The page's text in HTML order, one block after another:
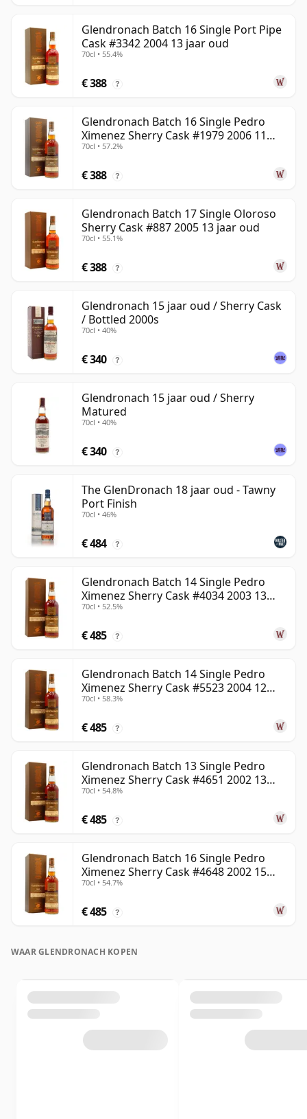
Glendronach Batch 16 Single Port Pipe
Cask #3342 2004 13 jaar oud
70cl • 55.4%
€ 388 ?
Glendronach Batch 16 Single Pedro
Ximenez Sherry Cask #1979 2006 11
jaar oud
70cl • 57.2%
€ 388 ?
Glendronach Batch 17 Single Oloroso
Sherry Cask #887 2005 13 jaar oud
70cl • 55.1%
€ 388 ?
Glendronach 15 jaar oud / Sherry Cask
/ Bottled 2000s
70cl • 40%
€ 340 ?
Glendronach 15 jaar oud / Sherry
Matured
70cl • 40%
€ 340 ?
The GlenDronach 18 jaar oud - Tawny
Port Finish
70cl • 46%
€ 484 ?
Glendronach Batch 14 Single Pedro
Ximenez Sherry Cask #4034 2003 13
jaar oud
70cl • 52.5%
€ 485 ?
Glendronach Batch 14 Single Pedro
Ximenez Sherry Cask #5523 2004 12
jaar oud
70cl • 58.3%
€ 485 ?
Glendronach Batch 13 Single Pedro
Ximenez Sherry Cask #4651 2002 13
jaar oud
70cl • 54.8%
€ 485 ?
Glendronach Batch 16 Single Pedro
Ximenez Sherry Cask #4648 2002 15
jaar oud
70cl • 54.7%
€ 485 ?
WAAR GLENDRONACH KOPEN